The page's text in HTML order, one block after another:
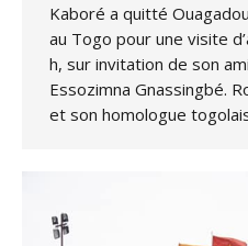
Kaboré a quitté
au Togo pour une visite
h, sur invitation de son
Essozimna Gnassingbé.
et son homologue